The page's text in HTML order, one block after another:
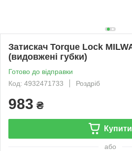
Затискач Torque Lock
(видовжені губки)
Готово до відправки
Код: 4932471733
Роздріб
983 ₴
Купити
або